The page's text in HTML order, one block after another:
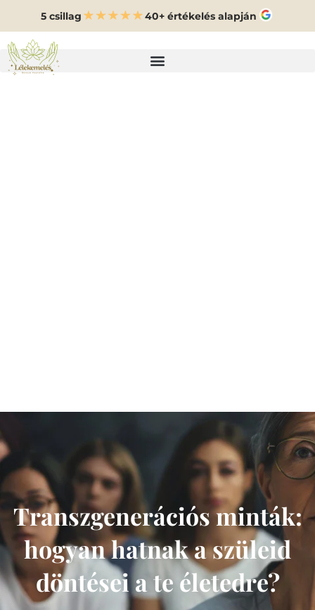
5 csillag 40+ értékelés alapján
Transzgenerációs minták:
hogyan hatnak a szüleid
döntései a te életedre?